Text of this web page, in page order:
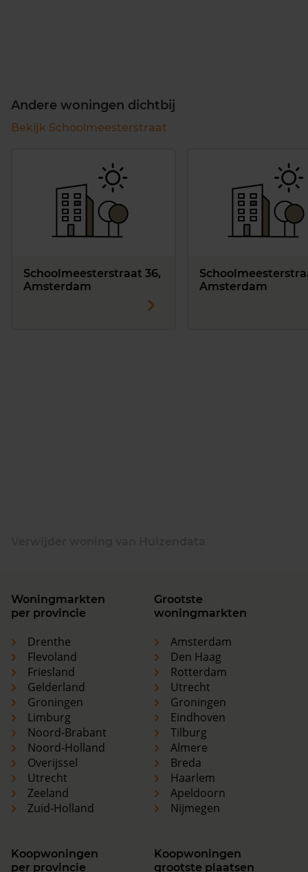
Andere woningen dichtbij
Bekijk Schoolmeesterstraat
Schoolmeesterstraat 36,
Amsterdam
Amsterdam
Woningmarkten
per provincie
Drenthe
Flevoland
Friesland
Gelderland
Groningen
Limburg
Noord-Brabant
Noord-Holland
Overijssel
Utrecht
Zeeland
Zuid-Holland
Grootste
woningmarkten
Amsterdam
Den Haag
Rotterdam
Utrecht
Groningen
Eindhoven
Tilburg
Almere
Breda
Haarlem
Apeldoorn
Nijmegen
Koopwoningen
per provincie
Koopwoningen
grootste plaatsen